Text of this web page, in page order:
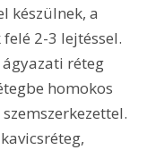
készülnek, a
2-3 lejtéssel.
réteg
homokos